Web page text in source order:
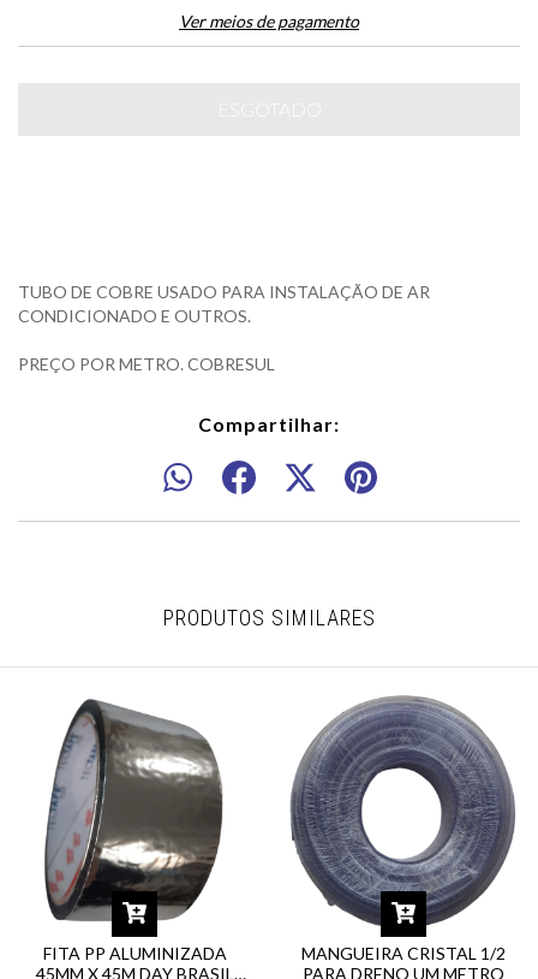
Ver meios de pagamento
TUBO DE COBRE USADO PARA INSTALAÇÃO DE AR
CONDICIONADO E OUTROS.
PREÇO POR METRO. COBRESUL
Compartilhar:
PRODUTOS SIMILARES
FITA PP ALUMINIZADA
45MM X 45M DAY BRASIL
MANGUEIRA CRISTAL 1/2
PARA DRENO UM METRO